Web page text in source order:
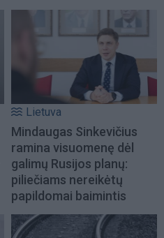
Lietuva
Mindaugas Sinkevičius
ramina visuomenę dėl
galimų Rusijos planų:
piliečiams nereikėtų
papildomai baimintis